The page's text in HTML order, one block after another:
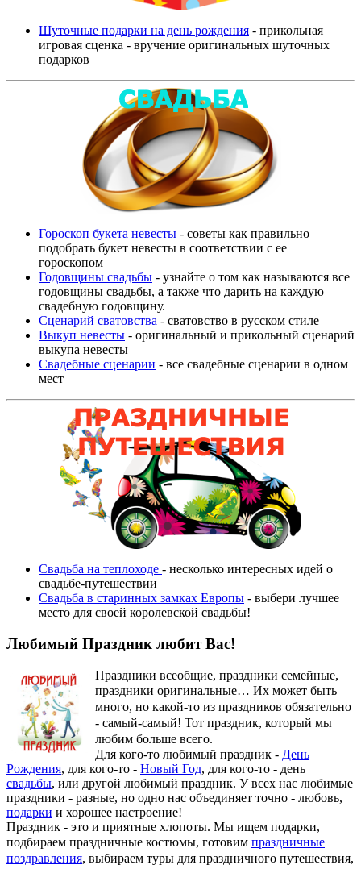
Шуточные подарки на день рождения - прикольная
игровая сценка - вручение оригинальных шуточных
подарков
Гороскоп букета невесты - советы как правильно
подобрать букет невесты в соответствии с ее
гороскопом
Годовщины свадьбы - узнайте о том как называются все
годовщины свадьбы, а также что дарить на каждую
свадебную годовщину.
Сценарий сватовства - сватовство в русском стиле
Выкуп невесты - оригинальный и прикольный сценарий
выкупа невесты
Свадебные сценарии - все свадебные сценарии в одном
мест
Свадьба на теплоходе - несколько интересных идей о
свадьбе-путешествии
Свадьба в старинных замках Европы - выбери лучшее
место для своей королевской свадьбы!
Любимый Праздник любит Вас!
Праздники всеобщие, праздники семейные,
праздники оригинальные… Их может быть
много, но какой-то из праздников обязательно
- самый-самый! Тот праздник, который мы
любим больше всего.
Для кого-то любимый праздник - День
Рождения, для кого-то - Новый Год, для кого-то - день
свадьбы, или другой любимый праздник. У всех нас любимые
праздники - разные, но одно нас объединяет точно - любовь,
подарки и хорошее настроение!
Праздник - это и приятные хлопоты. Мы ищем подарки,
подбираем праздничные костюмы, готовим праздничные
поздравления, выбираем туры для праздничного путешествия,